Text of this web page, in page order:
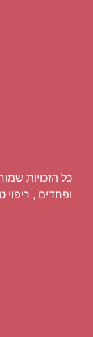
כל הזכויות
ופחדים , ריפוי